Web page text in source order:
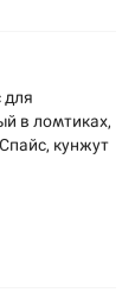
для
в ломтиках,
кунжут